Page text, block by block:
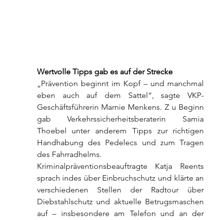
Wertvolle Tipps gab es auf der Strecke
„Prävention beginnt im Kopf – und manchmal
eben auch auf dem Sattel“, sagte VKP-
Geschäftsführerin Marnie Menkens. Z u Beginn
gab Verkehrssicherheitsberaterin Samia
Thoebel unter anderem Tipps zur richtigen
Handhabung des Pedelecs und zum Tragen
des Fahrradhelms.
Kriminalpräventionsbeauftragte Katja Reents
sprach indes über Einbruchschutz und klärte an
verschiedenen Stellen der Radtour über
Diebstahlschutz und aktuelle Betrugsmaschen
auf – insbesondere am Telefon und an der